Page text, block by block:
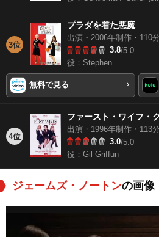
3位
プラダを着た悪魔
出演・2006年制作・110分
3.8/5.0
役：Stephen
無料で見る
4位
ファースト・ワイフ・
出演・1996年制作・113分
3.0/5.0
役：Gil Griffun
ジェームズ・ノートンの画像